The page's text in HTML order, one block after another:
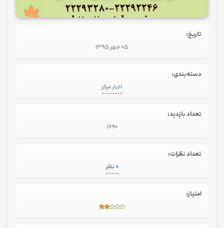
تاریخ:
05 مهر 1395
دسته‌بندی:
اخبار مرکز
تعداد بازدید:
1690
تعداد نظرات:
0 نظر
امتیاز: